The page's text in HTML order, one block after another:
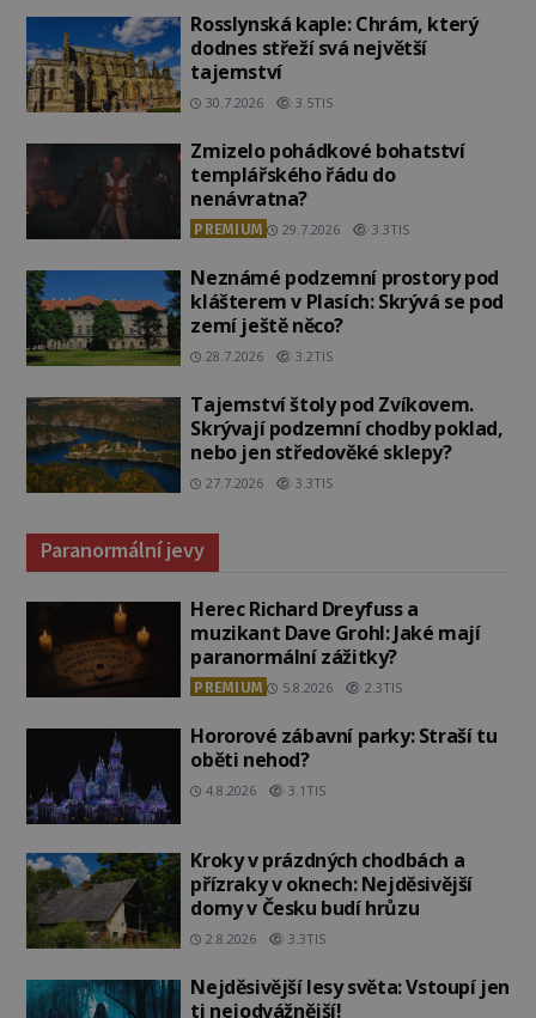
Rosslynská kaple: Chrám, který
dodnes střeží svá největší
tajemství
30.7.2026 3.5TIS
Zmizelo pohádkové bohatství
templářského řádu do
nenávratna?
PREMIUM 29.7.2026 3.3TIS
Neznámé podzemní prostory pod
klášterem v Plasích: Skrývá se pod
zemí ještě něco?
28.7.2026 3.2TIS
Tajemství štoly pod Zvíkovem.
Skrývají podzemní chodby poklad,
nebo jen středověké sklepy?
27.7.2026 3.3TIS
Paranormální jevy
Herec Richard Dreyfuss a
muzikant Dave Grohl: Jaké mají
paranormální zážitky?
PREMIUM 5.8.2026 2.3TIS
Hororové zábavní parky: Straší tu
oběti nehod?
4.8.2026 3.1TIS
Kroky v prázdných chodbách a
přízraky v oknech: Nejděsivější
domy v Česku budí hrůzu
2.8.2026 3.3TIS
Nejděsivější lesy světa: Vstoupí jen
ti nejodvážnější!